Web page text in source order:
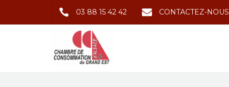
03 88 15 42 42 CONTACTEZ-NOUS